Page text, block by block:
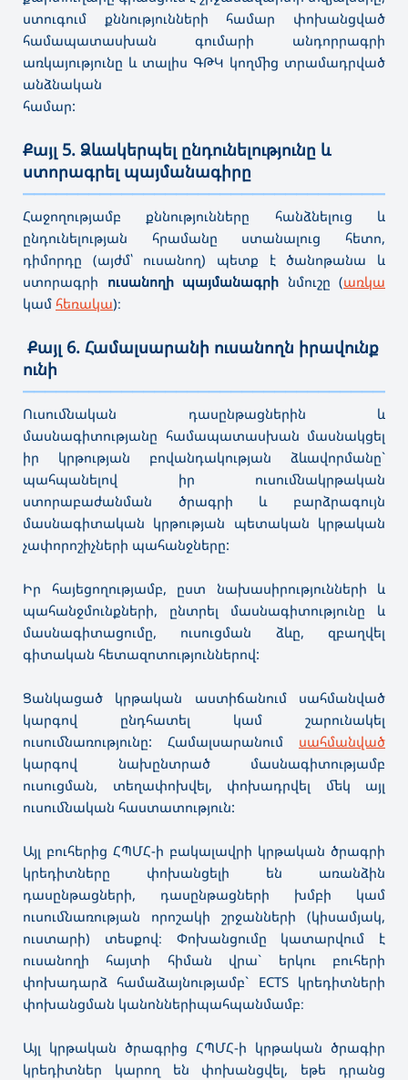
ստուգում քննությունների համար փոխանցված
համապատասխան գումարի անդորրագրի
առկայությունը և տալիս ԳԹԿ կողմից տրամադրված
անձնական
համար:
Քայլ 5. Ձևակերպել ընդունելությունը և
ստորագրել պայմանագիրը
Հաջողությամբ քննությունները հանձնելուց և
ընդունելության հրամանը ստանալուց հետո,
դիմորդը (այժմ՝ ուսանող) պետք է ծանոթանա և
ստորագրի ուսանողի պայմանագրի նմուշը (առկա
կամ հեռակա)։
Քայլ 6. Համալսարանի ուսանողն իրավունք
ունի
Ուսումնական դասընթացներին և
մասնագիտությանը համապատասխան մասնակցել
իր կրթության բովանդակության ձևավորմանը`
պահպանելով իր ուսումնակրթական
ստորաբաժանման ծրագրի և բարձրագույն
մասնագիտական կրթության պետական կրթական
չափորոշիչների պահանջները:
Իր հայեցողությամբ, ըստ նախասիրությունների և
պահանջմունքների, ընտրել մասնագիտությունը և
մասնագիտացումը, ուսուցման ձևը, զբաղվել
գիտական հետազոտություններով:
Ցանկացած կրթական աստիճանում սահմանված
կարգով ընդհատել կամ շարունակել
ուսումնառությունը: Համալսարանում սահմանված
կարգով նախընտրած մասնագիտությամբ
ուսուցման, տեղափոխվել, փոխադրվել մեկ այլ
ուսումնական հաստատություն:
Այլ բուհերից ՀՊՄՀ-ի բակալավրի կրթական ծրագրի
կրեդիտները փոխանցելի են առանձին
դասընթացների, դասընթացների խմբի կամ
ուսումնառության որոշակի շրջանների (կիսամյակ,
ուստարի) տեսքով։ Փոխանցումը կատարվում է
ուսանողի հայտի հիման վրա` երկու բուհերի
փոխադարձ համաձայնությամբ` ECTS կրեդիտների
փոխանցման կանոններիպահպանմամբ։
Այլ կրթական ծրագրից ՀՊՄՀ-ի կրթական ծրագիր
կրեդիտներ կարող են փոխանցվել, եթե դրանց